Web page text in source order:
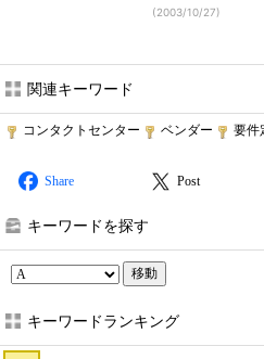
(2003/10/27)
関連キーワード
コンタクトセンター ベンダー 要件
Share Post
キーワードを探す
移動
キーワードランキング